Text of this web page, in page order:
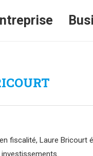
fiscalité, Laure Bricourt